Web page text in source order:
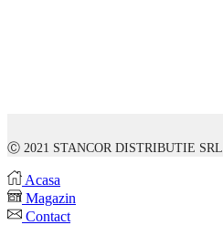
Ⓒ 2021 STANCOR DISTRIBUTIE SRL
Acasa
Magazin
Contact